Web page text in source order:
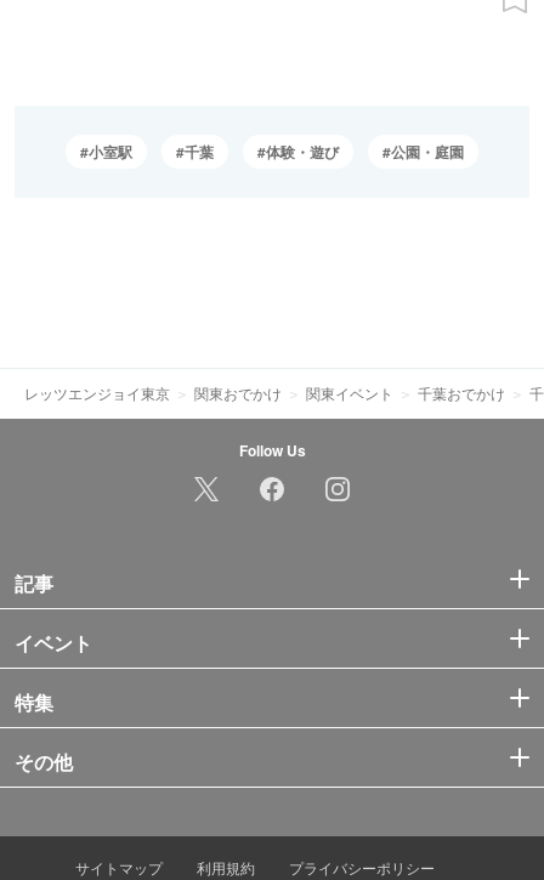
小室駅 千葉 体験・遊び 公園・庭園
レッツエンジョイ東京 関東おでかけ 関東イベント 千葉おでかけ
Follow Us
記事
イベント
特集
その他
サイトマップ 利用規約 プライバシーポリシー